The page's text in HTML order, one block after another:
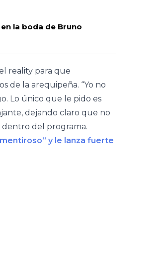
la boda de Bruno
reality para que
de la arequipeña. “Yo no
Lo único que le pido es
dejando claro que no
dentro del programa.
y le lanza fuerte